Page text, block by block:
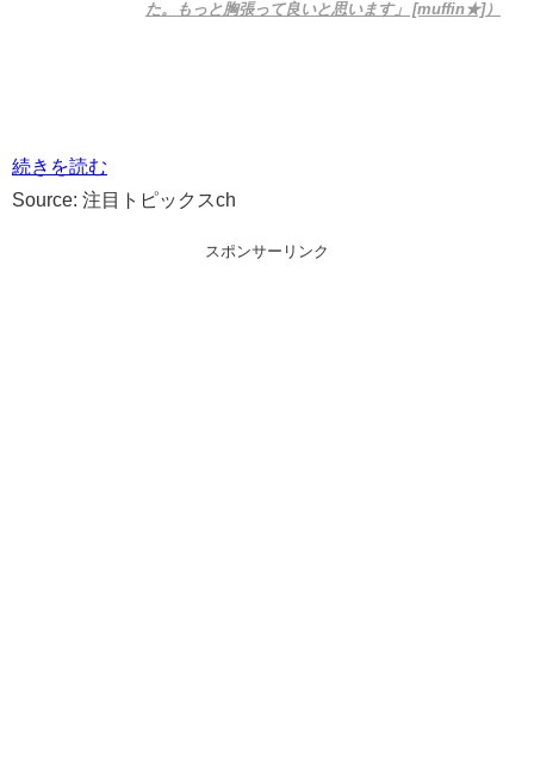
た。もっと胸張って良いと思います」 [muffin★]）
続きを読む
Source: 注目トピックスch
スポンサーリンク